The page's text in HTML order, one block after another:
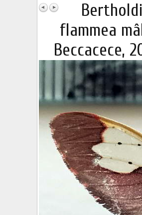
flammea
Beccacece,